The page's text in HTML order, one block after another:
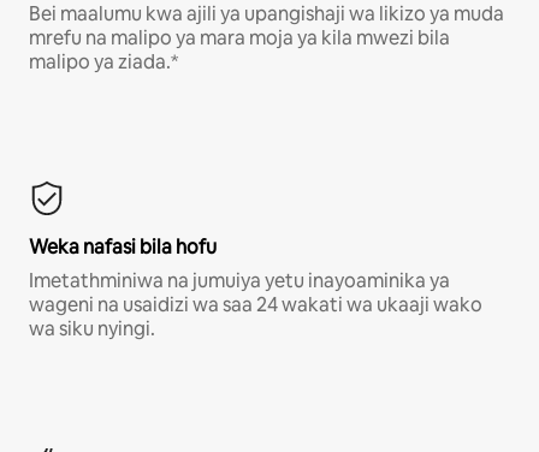
Bei maalumu kwa ajili ya upangishaji wa likizo ya muda
mrefu na malipo ya mara moja ya kila mwezi bila
malipo ya ziada.*
Weka nafasi bila hofu
Imetathminiwa na jumuiya yetu inayoaminika ya
wageni na usaidizi wa saa 24 wakati wa ukaaji wako
wa siku nyingi.